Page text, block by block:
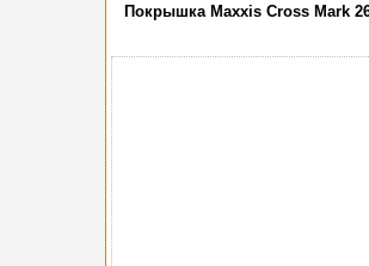
Покрышка Maxxis Cross Mark